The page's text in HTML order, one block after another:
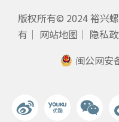
版权所有© 2024 裕兴
有｜ 网站地图 ｜ 隐私
闽公网安